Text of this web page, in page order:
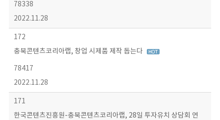
78338
2022.11.28
172
충북콘텐츠코리아랩, 창업 시제품 제작 돕는다
78417
2022.11.28
171
한국콘텐츠진흥원-충북콘텐츠코리아랩, 28일 투자유치 상담회 연